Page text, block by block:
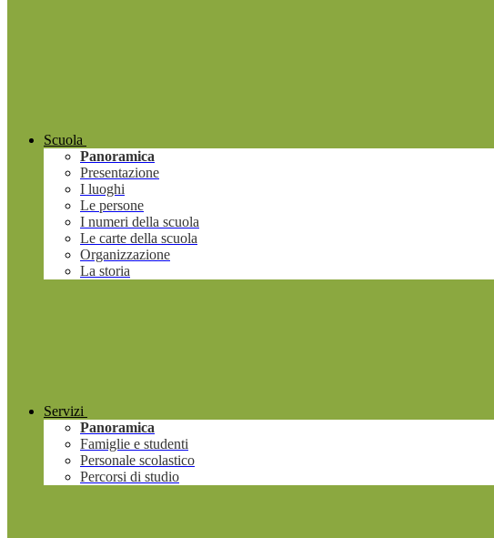
Scuola
Panoramica
Presentazione
I luoghi
Le persone
I numeri della scuola
Le carte della scuola
Organizzazione
La storia
Servizi
Panoramica
Famiglie e studenti
Personale scolastico
Percorsi di studio